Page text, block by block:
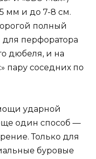
мм и до 7-8 см.
полный
для перфоратора
дюбеля, и на
пару соседних по
ударной
один способ —
Только для
буровые